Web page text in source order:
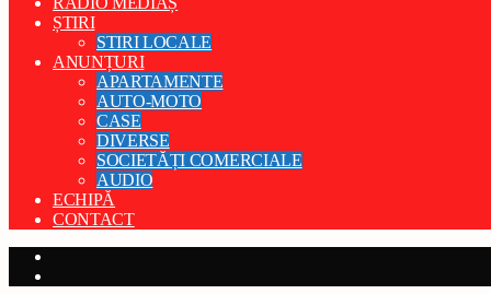
ȘTIRI
STIRI LOCALE
ANUNȚURI
APARTAMENTE
AUTO-MOTO
CASE
DIVERSE
SOCIETĂȚI COMERCIALE
AUDIO
ECHIPĂ
CONTACT